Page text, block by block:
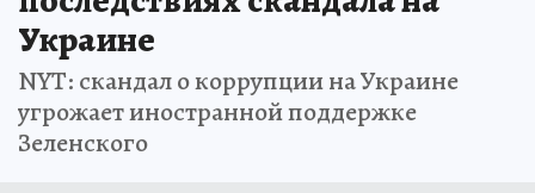
Украине
NYT: скандал о коррупции на Украине
угрожает иностранной поддержке
Зеленского